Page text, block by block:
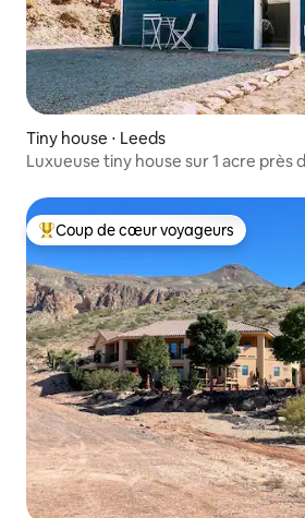
Tiny house ⋅ Leeds
Luxueuse tiny house sur 1 acre près
Coups de cœur voyageurs les plus
Coup de cœur voyageurs